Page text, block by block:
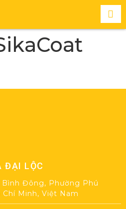
ĐẠI LỘC
Bình Đông, Phường Phú
Minh, Việt Nam